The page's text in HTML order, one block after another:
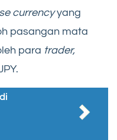
currencyyang
pasangan mata
para trader,